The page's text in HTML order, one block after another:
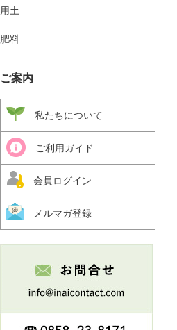
用土
肥料
ご案内
私たちについて
ご利用ガイド
会員ログイン
メルマガ登録